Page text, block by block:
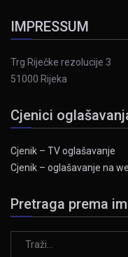
IMPRESSUM
Trg Riječke rezolucije 3
51000 Rijeka
Cjenici
Cjenik – TV oglašavanje
Cjenik – oglašavanje na
Pretraga prema